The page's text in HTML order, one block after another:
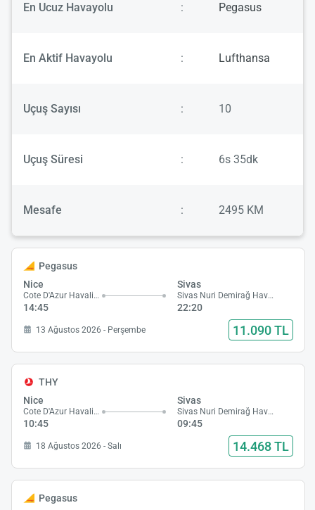
En Ucuz Havayolu : Pegasus
En Aktif Havayolu : Lufthansa
Uçuş Sayısı : 10
Uçuş Süresi : 6s 35dk
Mesafe : 2495 KM
Pegasus
Nice
Cote D'Azur Havalimanı
14:45
Sivas
Sivas Nuri Demirağ Havalimanı
22:20
13 Ağustos 2026 - Perşembe 11.090 TL
THY
Nice
Cote D'Azur Havalimanı
10:45
Sivas
Sivas Nuri Demirağ Havalimanı
09:45
18 Ağustos 2026 - Salı 14.468 TL
Pegasus